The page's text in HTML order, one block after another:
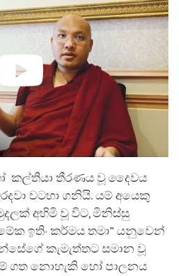
කල්තියා තීරණය වූ දෛවය
වටහා ගනියි. යම් අයෙකු
අහිමි වූ විට, මිනිස්සු
ඉතිං කර්මය තමා” යනුවෙන්
කැමැත්තට සමාන වූ
ගත නොහැකි හෝ පාලනය